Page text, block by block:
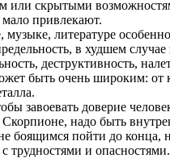
или скрытыми
мало привлекают.
музыке, литературе
в худшем случае
деструктивность,
быть очень широким: от
завоевать доверие
Скорпионе, надо быть
боящимся пойти до конца,
с трудностями и